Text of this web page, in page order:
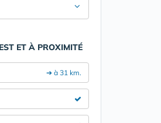
ET À PROXIMITÉ
➔ à 31 km.